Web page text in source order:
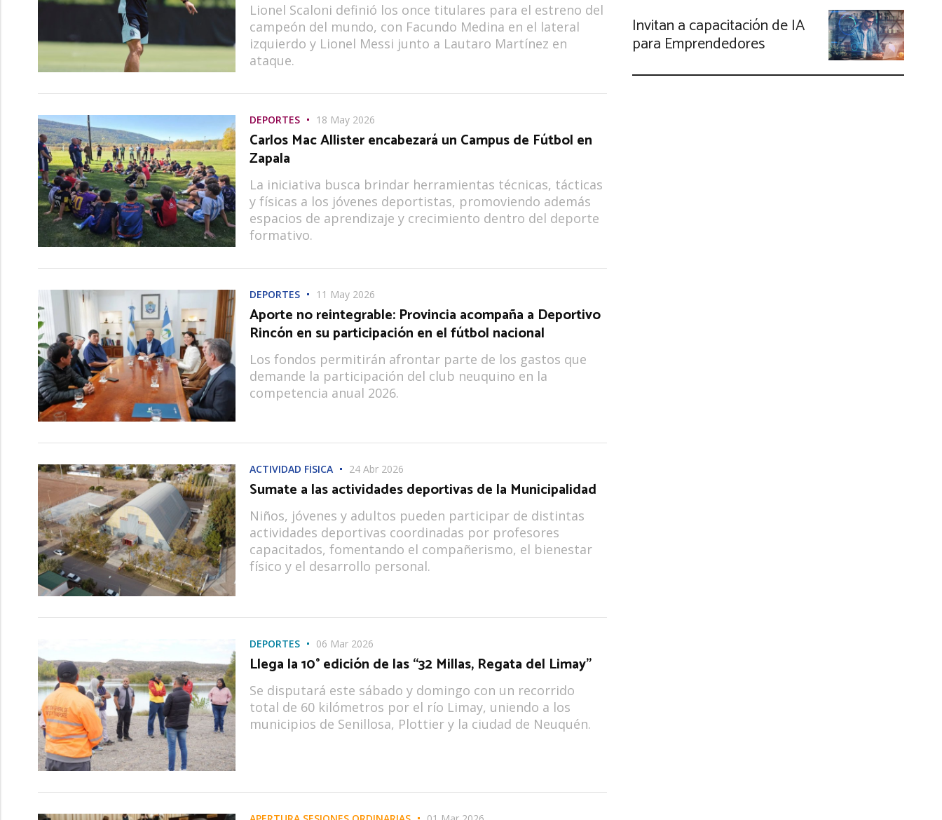
Lionel Scaloni definió los once titulares para el estreno del
campeón del mundo, con Facundo Medina en el lateral
izquierdo y Lionel Messi junto a Lautaro Martínez en
ataque.
DEPORTES 18 May 2026
Carlos Mac Allister encabezará un Campus de Fútbol en
Zapala
La iniciativa busca brindar herramientas técnicas, tácticas
y físicas a los jóvenes deportistas, promoviendo además
espacios de aprendizaje y crecimiento dentro del deporte
formativo.
DEPORTES 11 May 2026
Aporte no reintegrable: Provincia acompaña a Deportivo
Rincón en su participación en el fútbol nacional
Los fondos permitirán afrontar parte de los gastos que
demande la participación del club neuquino en la
competencia anual 2026.
ACTIVIDAD FÍSICA 24 Abr 2026
Sumate a las actividades deportivas de la Municipalidad
Niños, jóvenes y adultos pueden participar de distintas
actividades deportivas coordinadas por profesores
capacitados, fomentando el compañerismo, el bienestar
físico y el desarrollo personal.
DEPORTES 06 Mar 2026
Llega la 10° edición de las “32 Millas, Regata del Limay”
Se disputará este sábado y domingo con un recorrido
total de 60 kilómetros por el río Limay, uniendo a los
municipios de Senillosa, Plottier y la ciudad de Neuquén.
Invitan a capacitación de IA
para Emprendedores